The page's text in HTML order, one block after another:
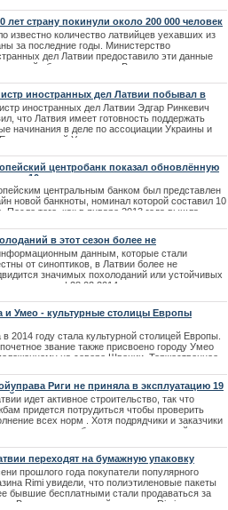
лет страну покинули около 200 000 человек
известно количество латвийцев уехавших из
за последние годы. Министерство
дел Латвии предоставило эти данные
широкой общественности. В ежегодном отчете
иностранных дел Латвии побывал в
иностранных дел Латвии Эдгар Ринкевич
что Латвия имеет готовность поддержать
начинания в деле по ассоциации Украины и
у властей Украины появится желание
то Латвия по мере возможности будет
этому подписанию.
центробанк показал обновлённую
в 10 евро
центральным банком был представлен
новой банкноты, номинал которой составил 10
После того, как в январе 2013 года вышла
в дизайне которой присутствует финикийская
Европы.в этот сезон более не
данным, которые стали
от синоптиков, в Латвии более не
значимых похолоданий или устойчивых
осадков. | 28.02.2014
и Умео - культурные столицы Европы
в 2014 году стала культурной столицей Европы.
звание также присвоено городу Умео
на севере Швеции. Торжественное
по 2 февраля много внимания уделило
саами.Риги не приняла в эксплуатацию 19
идет активное строительство, так что
придется потрудиться чтобы проверить
всех норм . Хотя подрядчики и заказчики
считают подобные замеры излишней
переходят на бумажную упаковку
прошлого года покупатели популярного
Rimi увидели, что полиэтиленовые пакеты
бывшие бесплатными стали продаваться за
В связи с переменой политики Rimi, пакет на